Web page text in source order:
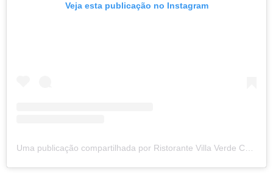
Veja esta publicação no Instagram
Uma publicação compartilhada por Ristorante Villa Verde Capri (@ristorantevillaverde)